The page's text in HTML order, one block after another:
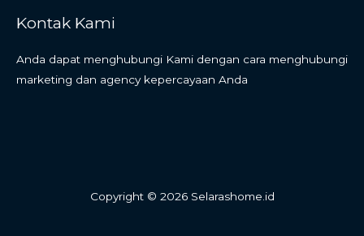
Kontak Kami
Anda dapat menghubungi Kami dengan cara menghubungi
marketing dan agency kepercayaan Anda
Copyright © 2026 Selarashome.id